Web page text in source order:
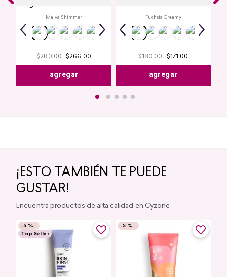
Pigment Shimmer Studio
Look
Malva Shimmer
$280.00 $266.00
agregar
Fuchsia Creamy
$180.00 $171.00
agregar
¡ESTO TAMBIÉN TE PUEDE
GUSTAR!
Encuentra productos de alta calidad en Cyzone
-5 %
Top Seller
-5 %